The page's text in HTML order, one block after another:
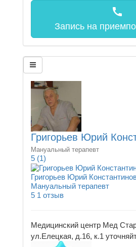
call
Запись на прием
Григорьев Юрий
Мануальный терапевт
5 (1)
Григорьев Юрий
Мануальный терапевт
5 1 отзыв
Медицинский центр Мед
ул.Елецкая, д.16, к.1